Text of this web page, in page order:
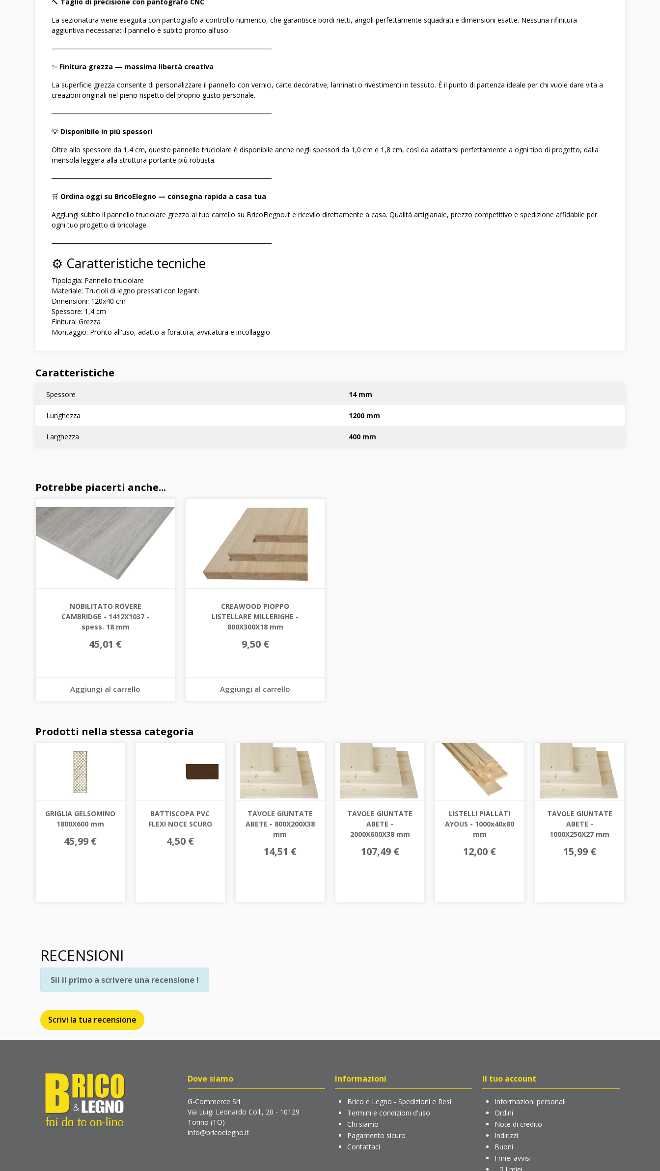
La sezionatura viene eseguita con pantografo a controllo numerico, che garantisce bordi netti, angoli perfettamente squadrati e dimensioni esatte. Nessuna rifinitura
aggiuntiva necessaria: il pannello è subito pronto all'uso.
――――――――――――――――――――――――――――――――
✨ Finitura grezza — massima libertà creativa
La superficie grezza consente di personalizzare il pannello con vernici, carte decorative, laminati o rivestimenti in tessuto. È il punto di partenza ideale per chi vuole dare vita a
creazioni originali nel pieno rispetto del proprio gusto personale.
――――――――――――――――――――――――――――――――
💡 Disponibile in più spessori
Oltre allo spessore da 1,4 cm, questo pannello truciolare è disponibile anche negli spessori da 1,0 cm e 1,8 cm, così da adattarsi perfettamente a ogni tipo di progetto, dalla
mensola leggera alla struttura portante più robusta.
――――――――――――――――――――――――――――――――
🛒 Ordina oggi su BricoElegno — consegna rapida a casa tua
Aggiungi subito il pannello truciolare grezzo al tuo carrello su BricoElegno.it e ricevilo direttamente a casa. Qualità artigianale, prezzo competitivo e spedizione affidabile per
ogni tuo progetto di bricolage.
――――――――――――――――――――――――――――――――
⚙️ Caratteristiche tecniche
Tipologia: Pannello truciolare
Materiale: Trucioli di legno pressati con leganti
Dimensioni: 120x40 cm
Spessore: 1,4 cm
Finitura: Grezza
Montaggio: Pronto all'uso, adatto a foratura, avvitatura e incollaggio
Caratteristiche
Spessore 14 mm
Lunghezza 1200 mm
Larghezza 400 mm
Potrebbe piacerti anche...
NOBILITATO ROVERE
CAMBRIDGE - 1412X1037 -
spess. 18 mm
45,01 €
Aggiungi al carrello
CREAWOOD PIOPPO
LISTELLARE MILLERIGHE -
800X300X18 mm
9,50 €
Aggiungi al carrello
Prodotti nella stessa categoria
GRIGLIA GELSOMINO
1800X600 mm
45,99 €
BATTISCOPA PVC
FLEXI NOCE SCURO
4,50 €
TAVOLE GIUNTATE
ABETE - 800X200X38
mm
14,51 €
TAVOLE GIUNTATE
ABETE -
2000X600X38 mm
107,49 €
LISTELLI PIALLATI
AYOUS - 1000x40x80
mm
12,00 €
TAVOLE GIUNTATE
ABETE -
1000X250X27 mm
15,99 €
RECENSIONI
Scrivi la tua recensione
Sii il primo a scrivere una recensione !
Dove siamo
G-Commerce Srl
Via Luigi Leonardo Colli, 20 - 10129
Torino (TO)
info@bricoelegno.it
Informazioni
Brico e Legno - Spedizioni e Resi
Termini e condizioni d'uso
Chi siamo
Pagamento sicuro
Contattaci
Il tuo account
Informazioni personali
Ordini
Note di credito
Indirizzi
Buoni
I miei avvisi